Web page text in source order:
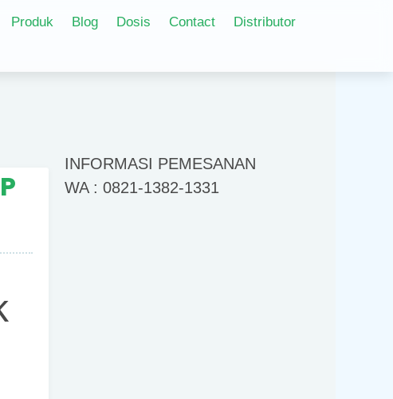
Produk Blog Dosis Contact Distributor
INFORMASI PEMESANAN
WA : 0821-1382-1331